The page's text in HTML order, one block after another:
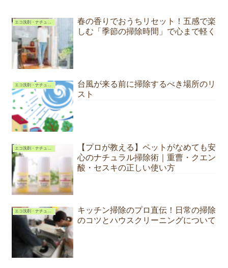
春の香りでおうちリセット！五感で楽
しむ「季節の掃除時間」で心まで軽く
エコ洗剤・ナチュラルクリーニング
台風が来る前に掃除するべき場所のリ
スト
【プロが教える】ペットがなめても安
心のナチュラル掃除術｜重曹・クエン
酸・セスキの正しい使い方
エコ洗剤・ナチュラルクリーニング
キッチン掃除のプロ直伝！日常の掃除
のコツとハウスクリーニングについて